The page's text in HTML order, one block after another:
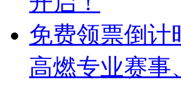
免费领票倒计
高燃专业赛事